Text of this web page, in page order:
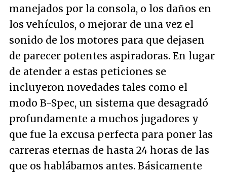
manejados por la consola, o los daños en
los vehículos, o mejorar de una vez el
sonido de los motores para que dejasen
de parecer potentes aspiradoras. En lugar
de atender a estas peticiones se
incluyeron novedades tales como el
modo B-Spec, un sistema que desagradó
profundamente a muchos jugadores y
que fue la excusa perfecta para poner las
carreras eternas de hasta 24 horas de las
que os hablábamos antes. Básicamente